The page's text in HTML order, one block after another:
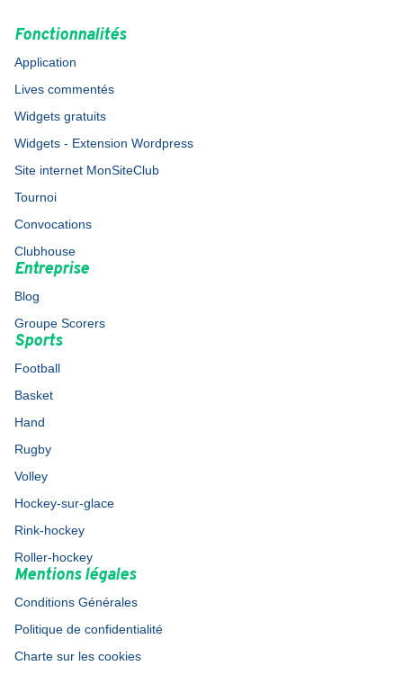
Fonctionnalités
Application
Lives commentés
Widgets gratuits
Widgets - Extension Wordpress
Site internet MonSiteClub
Tournoi
Convocations
Clubhouse
Entreprise
Blog
Groupe Scorers
Sports
Football
Basket
Hand
Rugby
Volley
Hockey-sur-glace
Rink-hockey
Roller-hockey
Mentions légales
Conditions Générales
Politique de confidentialité
Charte sur les cookies